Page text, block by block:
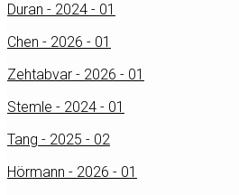
Duran - 2024 - 01
Chen - 2026 - 01
Zehtabvar - 2026 - 01
Stemle - 2024 - 01
Tang - 2025 - 02
Hörmann - 2026 - 01